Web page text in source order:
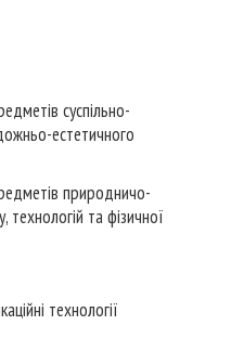
суспільно-
естетичного
природничо-
та фізичної
технології